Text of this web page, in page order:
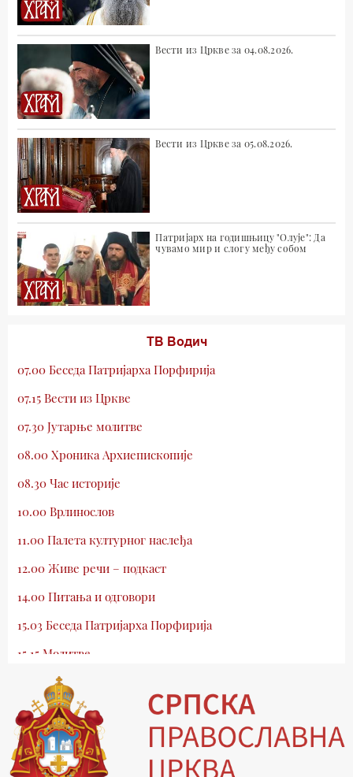
Вести из Цркве за 04.08.2026.
Вести из Цркве за 05.08.2026.
Патријарх на годишњицу "Олује": Да
чувамо мир и слогу међу собом
ТВ Водич
07.00 Беседа Патријарха Порфирија
07.15 Вести из Цркве
07.30 Јутарње молитве
08.00 Хроника Архиепископије
08.30 Час историје
10.00 Врлинослов
11.00 Палета културног наслеђа
12.00 Живе речи – подкаст
14.00 Питања и одговори
15.03 Беседа Патријарха Порфирија
15.15 Молитве
15.30 Млади у Цркви
16.03 Српски јерарси
16.30 Хроника Архиепископије
17.03 Фолклор магазин